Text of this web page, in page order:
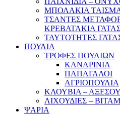
ΜΠΟΛΑΚΙΑ
ΤΣΑΝΤΕΣ
ΚΡΕΒΑΤΑΚΙΑ
ΤΑΥΤΟΤΗΤΕΣ
ΠΟΥΛΙΑ
ΤΡΟΦΕΣ ΠΟΥΛΙΩΝ
ΚΑΝΑΡΙΝΙΑ
ΠΑΠΑΓΑΛΟΙ
ΑΓΡΙΟΠΟΥΛΙΑ
ΚΛΟΥΒΙΑ –
ΛΙΧΟΥΔΙΕΣ –
ΨΑΡΙΑ